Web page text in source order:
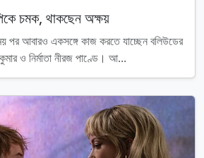
চমক, থাকছেন অক্ষয়
পর আবারও একসঙ্গে কাজ করতে যাচ্ছেন বলিউডের
ও নির্মাতা নীরজ পাণ্ডে। আ...